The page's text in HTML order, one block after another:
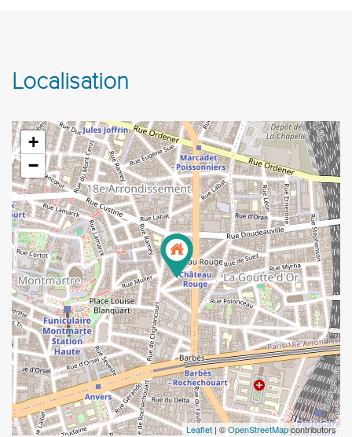
Localisation
+
−
Leaflet | ©OpenStreetMapcontributors